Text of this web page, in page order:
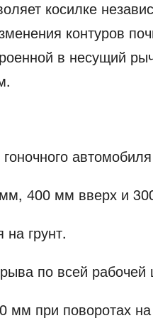
косилке
контуров
в несущий
400 мм вверх и
на грунт.
по всей рабочей
при поворотах на